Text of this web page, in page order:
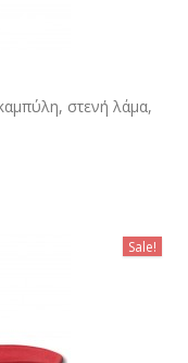
στενή λάμα,
Sale!